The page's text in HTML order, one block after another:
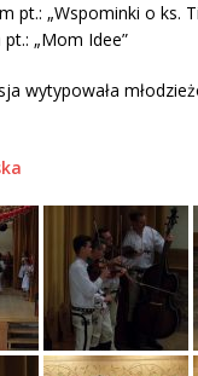
pt.: „Wspominki o ks.
„Mom Idee”
wytypowała